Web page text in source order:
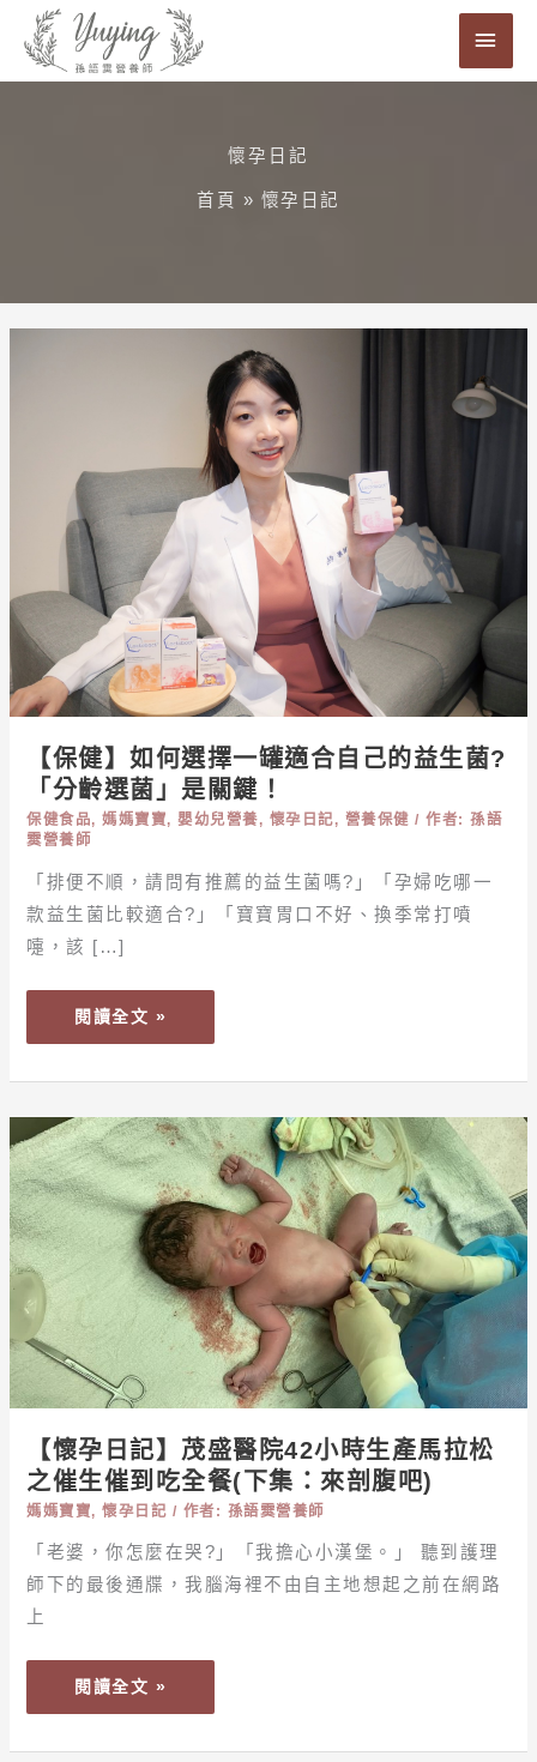
主
主
要
懷孕日記
首頁 » 懷孕日記
【保健】如何選擇一罐適合自己的益生菌?
「分齡選菌」是關鍵！
保健食品,媽媽寶寶,嬰幼兒營養, 懷孕日記, 營養保健 / 作者:孫語
霙營養師
「排便不順，請問有推薦的益生菌嗎?」「孕婦吃哪一
款益生菌比較適合?」「寶寶胃口不好、換季常打噴
嚏，該 […]
一
罐
合
自
己
的
生
菌?
「分
齡
選
菌」
是
閱讀全文 »
【懷孕日記】茂盛醫院42小時生產馬拉松
之催生催到吃全餐(下集：來剖腹吧)
媽媽寶寶,懷孕日記 / 作者: 孫語霙營養師
「老婆，你怎麼在哭?」「我擔心小漢堡。」 聽到護理
師下的最後通牒，我腦海裡不由自主地想起之前在網路
上
【懷
孕
日
記】
42
生
產
馬
拉
松
催
閱讀全文 »